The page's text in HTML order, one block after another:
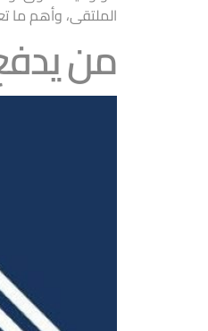
الملتقى، وأهم ما
من